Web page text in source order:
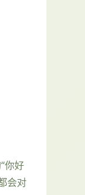
你好
会对